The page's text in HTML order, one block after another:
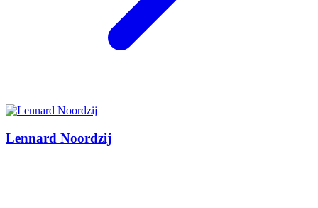
Lennard Noordzij